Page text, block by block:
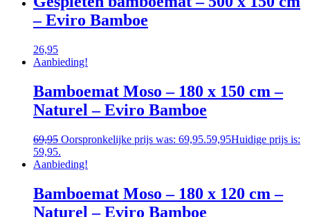
– Eviro Bamboe
26,95
Aanbieding!
Bamboemat Moso – 180 x 150 cm –
Naturel – Eviro Bamboe
69,95 Oorspronkelijke prijs was: 69,95.59,95Huidige prijs is:
59,95.
Aanbieding!
Bamboemat Moso – 180 x 120 cm –
Naturel – Eviro Bamboe